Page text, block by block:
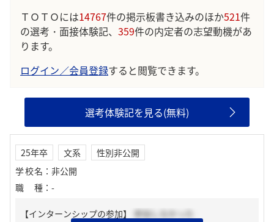
ＴＯＴＯには14767件の掲示板書き込みのほか521件
の選考・面接体験記、 359件の内定者の志望動機があ
ります。
ログイン／会員登録すると閲覧できます。
選考体験記を見る(無料)
25年卒 文系
性別非公開
学校名 ： 非公開
職種 ： -
【インターンシップの参加】
参加しなかった